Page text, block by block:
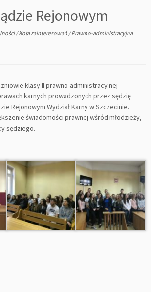
Rejonowym
/Koła zainteresowań/Prawno-administracyjna
klasy II prawno-administracyjnej
karnych prowadzonych przez sędzię
Rejonowym Wydział Karny w Szczecinie.
świadomości prawnej wśród młodzieży,
sędziego.